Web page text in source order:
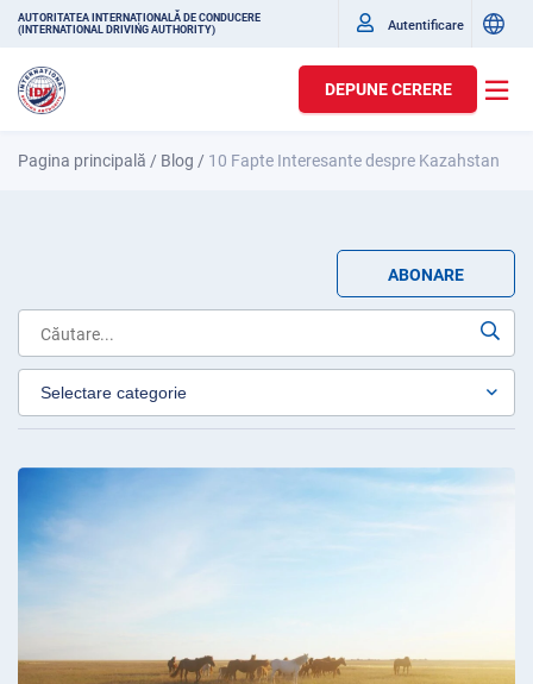
AUTORITATEA INTERNAȚIONALĂ DE CONDUCERE
(INTERNATIONAL DRIVING AUTHORITY)
Autentificare
DEPUNE CERERE
Pagina principală / Blog / 10 Fapte Interesante despre Kazahstan
ABONARE